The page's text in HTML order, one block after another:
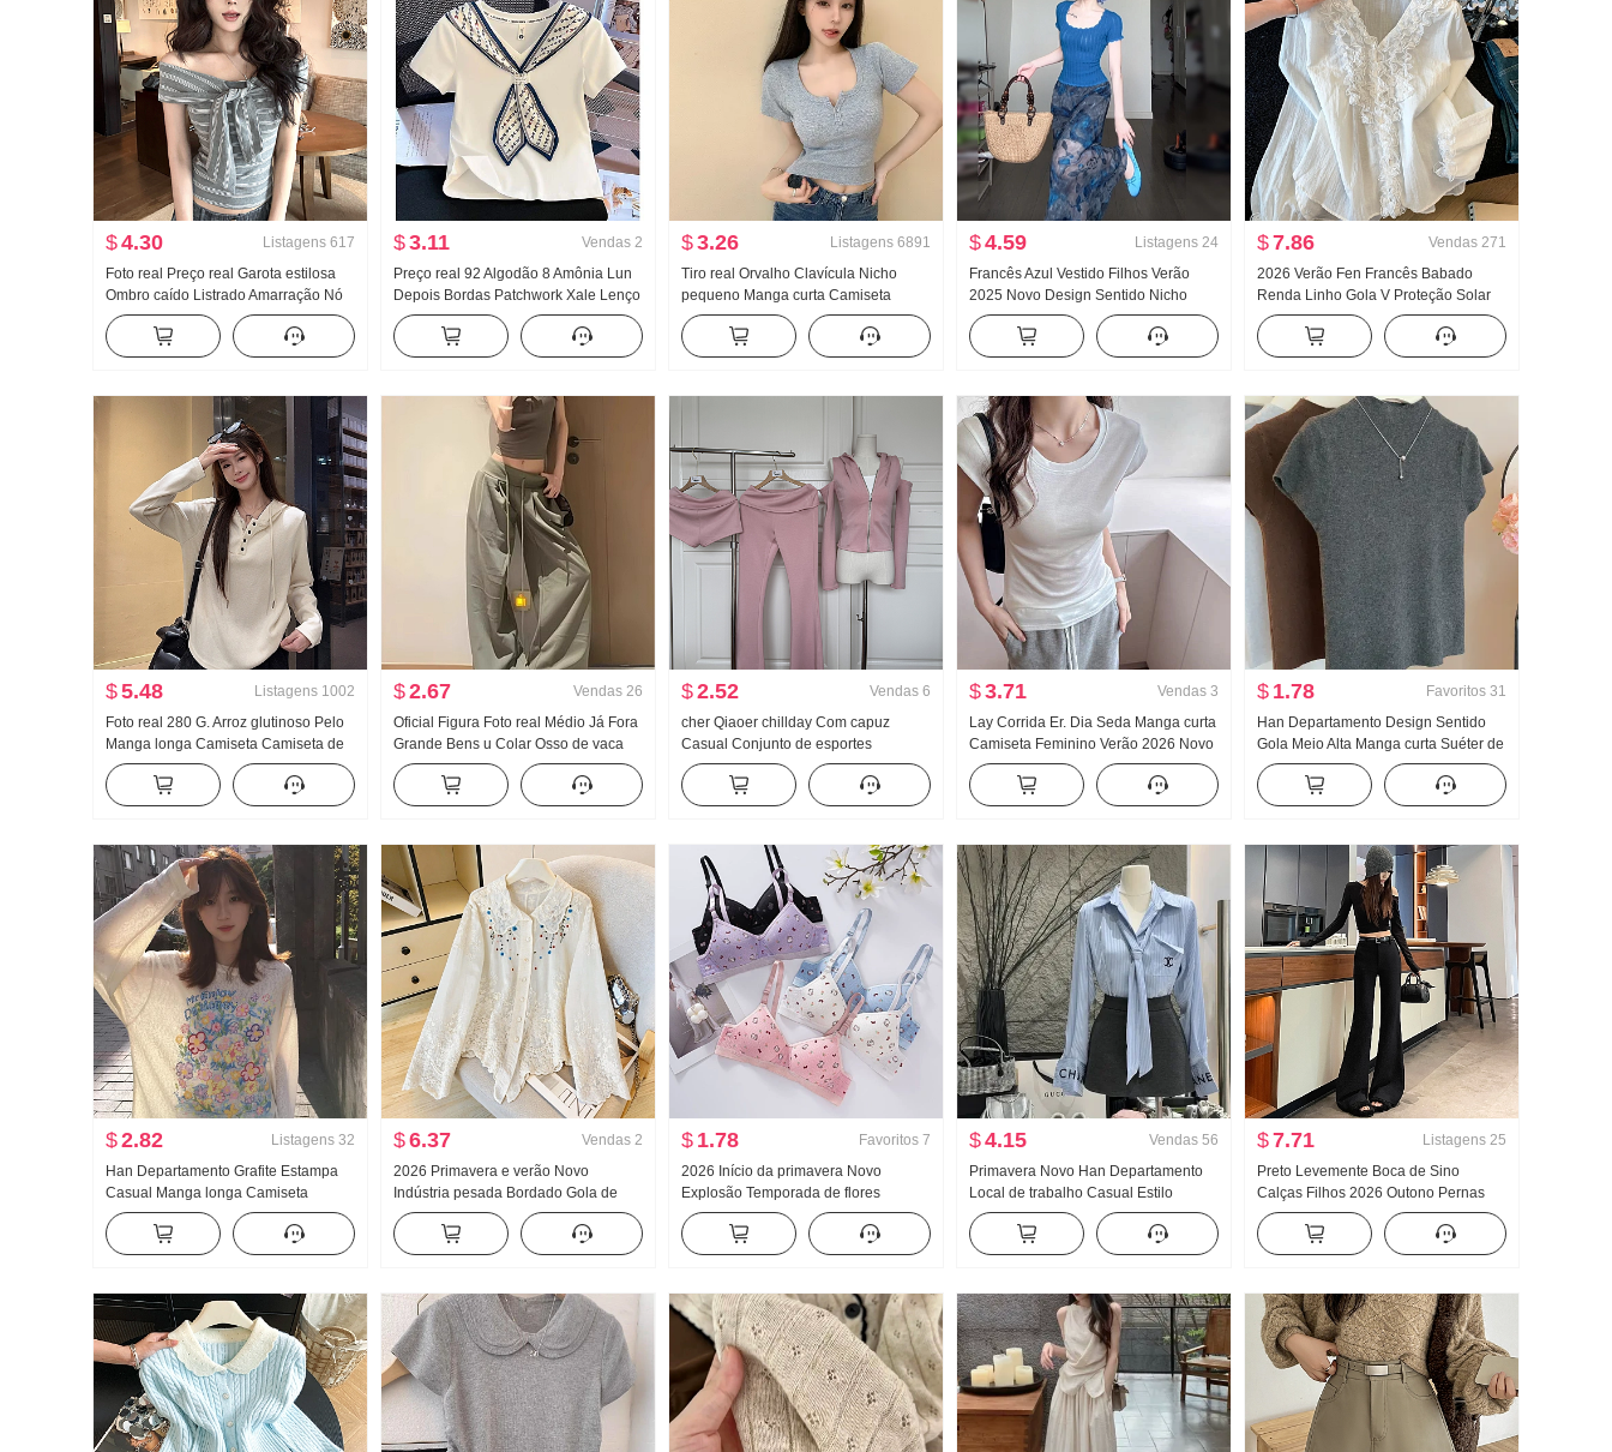
$4.30 Listagens 617
Foto real Preço real Garota estilosa
Ombro caído Listrado Amarração Nó
Sem mangas Colete feminino
Ajustado Efeito emagrecedor Modelo
Curto Camiseta Top
$3.11 Vendas 2
Preço real 92 Algodão 8 Amônia Lun
Depois Bordas Patchwork Xale Lenço
de seda Ajustado Gola V Manga curta
Camiseta Feminino
$3.26 Listagens 6891
Tiro real Orvalho Clavícula Nicho
pequeno Manga curta Camiseta
Feminino Verão Garota estilosa
Apertado Novo Botão Design Sentido
Modelo Curto Top
$4.59 Listagens 24
Francês Azul Vestido Filhos Verão
2025 Novo Design Sentido Nicho
pequeno Ajustado Efeito
emagrecedor Vestido longo Conjunto
de duas peças
$7.86 Vendas 271
2026 Verão Fen Francês Babado
Renda Linho Gola V Proteção Solar
Camisa Manga longa feminina Solto
Design Sentido Para cima
$5.48 Listagens 1002
Foto real 280 G. Arroz glutinoso Pelo
Manga longa Camiseta Camiseta de
base Feminino Modelo fino Estilo
Primavera e outono Cor sólida Novo
Solto Com capuz Top
$2.67 Vendas 26
Oficial Figura Foto real Médio Já Fora
Grande Bens u Colar Osso de vaca
Fivela Caracteres de trabalho Regata
Alça de ombro Largura Pernas
Arrastar no chão Esporte Calça
$2.52 Vendas 6
cher Qiaoer chillday Com capuz
Casual Conjunto de esportes
Feminino Primavera Ombro de Fora
Casaco Calça boca de sino Conjunto
de três peças
$3.71 Vendas 3
Lay Corrida Er. Dia Seda Manga curta
Camiseta Feminino Verão 2026 Novo
Frio Sentido Dentro Pegue O fundo do
poço Ajustado Voar Manga Top
$ 1.78 Favoritos 31
Han Departamento Design Sentido
Gola Meio Alta Manga curta Suéter de
Malha Feminino Outono 2024 Novo
Cor sólida Versátil Ajustado Efeito
emagrecedor Top
$2.82 Listagens 32
Han Departamento Grafite Estampa
Casual Manga longa Camiseta
Proteção Solar Suéter Feminino
Primavera e verão Solto Descontraído
Vento frio Sentido Gola redonda Top
$6.37 Vendas 2
2026 Primavera e verão Novo
Indústria pesada Bordado Gola de
Boneca Camisa feminino Francês
Retrô Proteção Solar Cardigã
$ 1.78 Favoritos 7
2026 Início da primavera Novo
Explosão Temporada de flores
Gatinho Fofo Padrão Dentro Faixa de
roupa Peito Almofadas Efeito
emagrecedor Coletes feminino
$4.15 Vendas 56
Primavera Novo Han Departamento
Local de trabalho Casual Estilo
Conjunto Feminino Elegância
Listrado Camisa Cintura alta Saia
midi Conjunto de duas peças
$7.71 Listagens 25
Preto Levemente Boca de Sino
Calças Filhos 2026 Outono Pernas
bonitas Deus Calças Cintura alta
Supermodelo Calças Ajustado
Elasticidade Casual Boca de sino